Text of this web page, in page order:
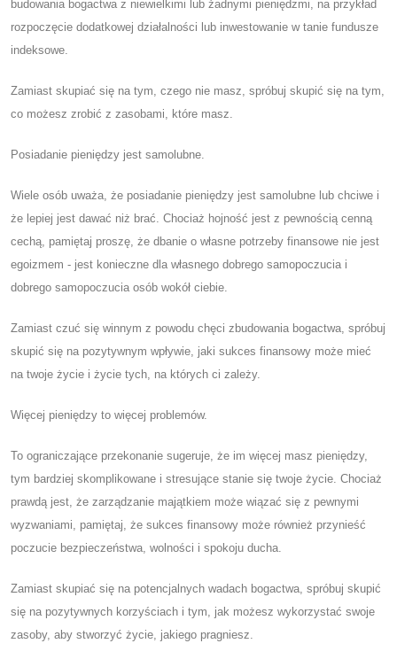
budowania bogactwa z niewielkimi lub żadnymi pieniędzmi, na przykład
rozpoczęcie dodatkowej działalności lub inwestowanie w tanie fundusze
indeksowe.
Zamiast skupiać się na tym, czego nie masz, spróbuj skupić się na tym,
co możesz zrobić z zasobami, które masz.
Posiadanie pieniędzy jest samolubne.
Wiele osób uważa, że ​​posiadanie pieniędzy jest samolubne lub chciwe i
że lepiej jest dawać niż brać. Chociaż hojność jest z pewnością cenną
cechą, pamiętaj proszę, że dbanie o własne potrzeby finansowe nie jest
egoizmem - jest konieczne dla własnego dobrego samopoczucia i
dobrego samopoczucia osób wokół ciebie.
Zamiast czuć się winnym z powodu chęci zbudowania bogactwa, spróbuj
skupić się na pozytywnym wpływie, jaki sukces finansowy może mieć
na twoje życie i życie tych, na których ci zależy.
Więcej pieniędzy to więcej problemów.
To ograniczające przekonanie sugeruje, że im więcej masz pieniędzy,
tym bardziej skomplikowane i stresujące stanie się twoje życie. Chociaż
prawdą jest, że zarządzanie majątkiem może wiązać się z pewnymi
wyzwaniami, pamiętaj, że sukces finansowy może również przynieść
poczucie bezpieczeństwa, wolności i spokoju ducha.
Zamiast skupiać się na potencjalnych wadach bogactwa, spróbuj skupić
się na pozytywnych korzyściach i tym, jak możesz wykorzystać swoje
zasoby, aby stworzyć życie, jakiego pragniesz.